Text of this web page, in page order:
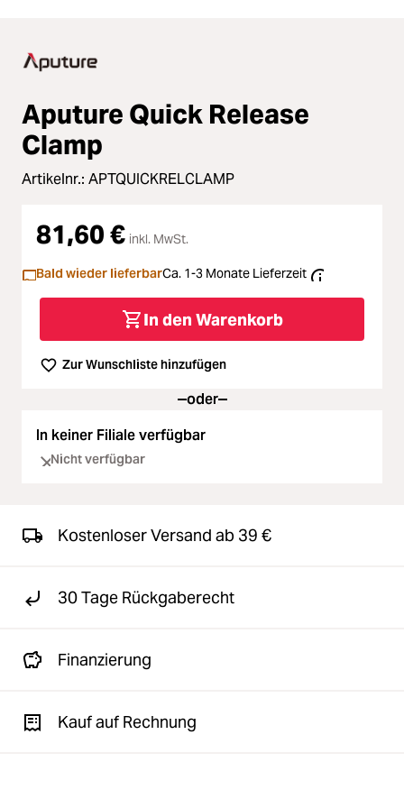
Aputure Quick Release
Clamp
Artikelnr.: APTQUICKRELCLAMP
81,60 € inkl. MwSt.
Bald wieder lieferbarCa. 1-3 Monate Lieferzeit
In den Warenkorb
Zur Wunschliste hinzufügen
oder
In keiner Filiale verfügbar
Nicht verfügbar
Kostenloser Versand ab 39 €
30 Tage Rückgaberecht
Finanzierung
Kauf auf Rechnung